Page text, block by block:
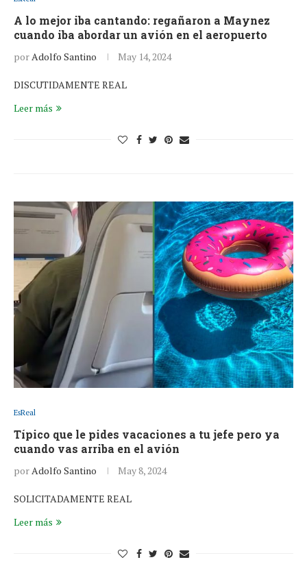
A lo mejor iba cantando: regañaron a Maynez
cuando iba abordar un avión en el aeropuerto
porAdolfo Santino May 14, 2024
DISCUTIDAMENTE REAL
Leer más
EsReal
Típico que le pides vacaciones a tu jefe pero ya
cuando vas arriba en el avión
porAdolfo Santino May 8, 2024
SOLICITADAMENTE REAL
Leer más